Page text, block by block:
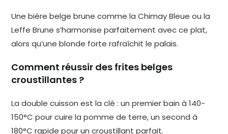
Une bière belge brune comme la Chimay Bleue ou la
Leffe Brune s’harmonise parfaitement avec ce plat,
alors qu’une blonde forte rafraîchit le palais.
Comment réussir des frites belges
croustillantes ?
La double cuisson est la clé : un premier bain à 140-
150°C pour cuire la pomme de terre, un second à
180°C rapide pour un croustillant parfait.